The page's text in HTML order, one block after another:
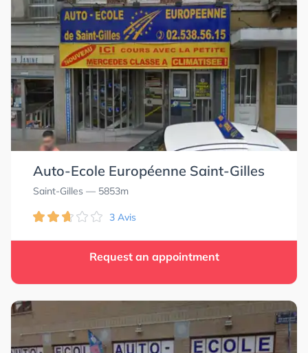
Auto-Ecole Européenne Saint-Gilles
Saint-Gilles — 5853m
3 Avis
Request an appointment